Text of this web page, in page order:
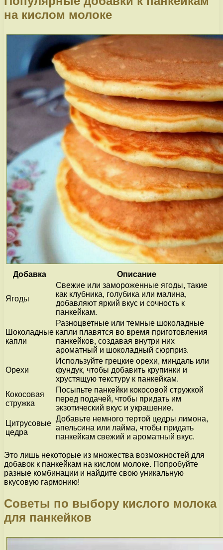
на кислом молоке
Добавка Описание
Ягоды
Свежие или замороженные ягоды, такие
как клубника, голубика или малина,
добавляют яркий вкус и сочность к
панкейкам.
Шоколадные
капли
Разноцветные или темные шоколадные
капли плавятся во время приготовления
панкейков, создавая внутри них
ароматный и шоколадный сюрприз.
Орехи
Используйте грецкие орехи, миндаль или
фундук, чтобы добавить крупинки и
хрустящую текстуру к панкейкам.
Кокосовая
стружка
Посыпьте панкейки кокосовой стружкой
перед подачей, чтобы придать им
экзотический вкус и украшение.
Цитрусовые
цедра
Добавьте немного тертой цедры лимона,
апельсина или лайма, чтобы придать
панкейкам свежий и ароматный вкус.
Это лишь некоторые из множества возможностей для
добавок к панкейкам на кислом молоке. Попробуйте
разные комбинации и найдите свою уникальную
вкусовую гармонию!
Советы по выбору кислого молока
для панкейков